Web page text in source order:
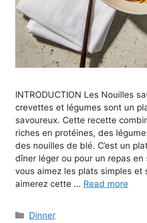
INTRODUCTION Les Nouilles
crevettes et légumes sont un
savoureux. Cette recette
riches en protéines, des
des nouilles de blé. C’est un
dîner léger ou pour un repas en
vous aimez les plats simples et
aimerez cette … Read more
Categories
Dinner